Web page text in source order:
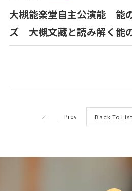
大槻能楽堂自主公演能 能
ズ 大槻文藏と読み解く能
Prev Back To List